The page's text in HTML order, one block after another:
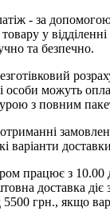
- за
у
та безпечно.
особи можуть
з повним
варіанти
працює з 10.00
доставка
5500 грн., якщо